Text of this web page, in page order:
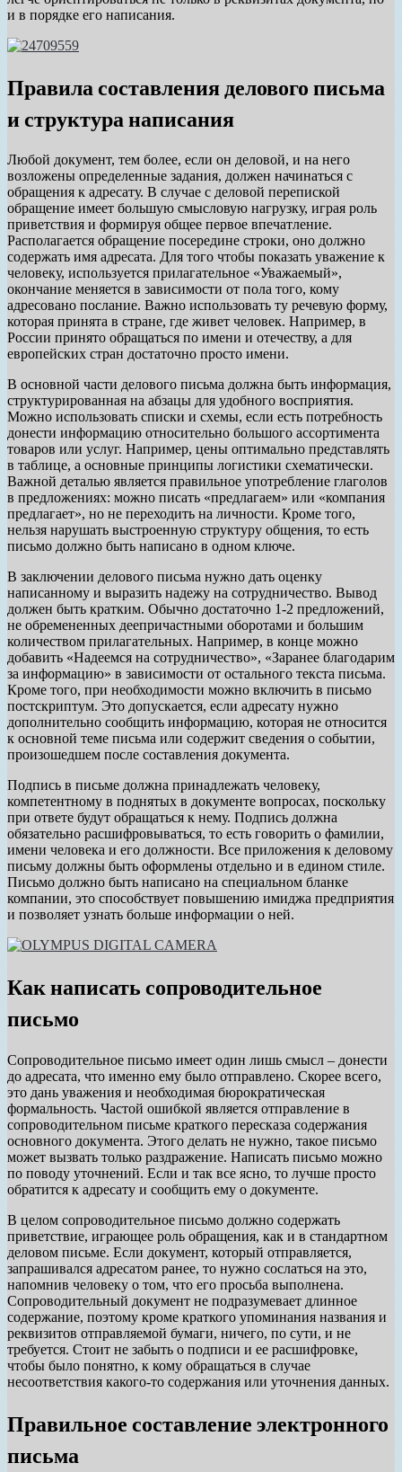
и в порядке его написания.
Правила составления делового письма
и структура написания
Любой документ, тем более, если он деловой, и на него
возложены определенные задания, должен начинаться с
обращения к адресату. В случае с деловой перепиской
обращение имеет большую смысловую нагрузку, играя роль
приветствия и формируя общее первое впечатление.
Располагается обращение посередине строки, оно должно
содержать имя адресата. Для того чтобы показать уважение к
человеку, используется прилагательное «Уважаемый»,
окончание меняется в зависимости от пола того, кому
адресовано послание. Важно использовать ту речевую форму,
которая принята в стране, где живет человек. Например, в
России принято обращаться по имени и отечеству, а для
европейских стран достаточно просто имени.
В основной части делового письма должна быть информация,
структурированная на абзацы для удобного восприятия.
Можно использовать списки и схемы, если есть потребность
донести информацию относительно большого ассортимента
товаров или услуг. Например, цены оптимально представлять
в таблице, а основные принципы логистики схематически.
Важной деталью является правильное употребление глаголов
в предложениях: можно писать «предлагаем» или «компания
предлагает», но не переходить на личности. Кроме того,
нельзя нарушать выстроенную структуру общения, то есть
письмо должно быть написано в одном ключе.
В заключении делового письма нужно дать оценку
написанному и выразить надежу на сотрудничество. Вывод
должен быть кратким. Обычно достаточно 1-2 предложений,
не обремененных деепричастными оборотами и большим
количеством прилагательных. Например, в конце можно
добавить «Надеемся на сотрудничество», «Заранее благодарим
за информацию» в зависимости от остального текста письма.
Кроме того, при необходимости можно включить в письмо
постскриптум. Это допускается, если адресату нужно
дополнительно сообщить информацию, которая не относится
к основной теме письма или содержит сведения о событии,
произошедшем после составления документа.
Подпись в письме должна принадлежать человеку,
компетентному в поднятых в документе вопросах, поскольку
при ответе будут обращаться к нему. Подпись должна
обязательно расшифровываться, то есть говорить о фамилии,
имени человека и его должности. Все приложения к деловому
письму должны быть оформлены отдельно и в едином стиле.
Письмо должно быть написано на специальном бланке
компании, это способствует повышению имиджа предприятия
и позволяет узнать больше информации о ней.
Как написать сопроводительное
письмо
Сопроводительное письмо имеет один лишь смысл – донести
до адресата, что именно ему было отправлено. Скорее всего,
это дань уважения и необходимая бюрократическая
формальность. Частой ошибкой является отправление в
сопроводительном письме краткого пересказа содержания
основного документа. Этого делать не нужно, такое письмо
может вызвать только раздражение. Написать письмо можно
по поводу уточнений. Если и так все ясно, то лучше просто
обратится к адресату и сообщить ему о документе.
В целом сопроводительное письмо должно содержать
приветствие, играющее роль обращения, как и в стандартном
деловом письме. Если документ, который отправляется,
запрашивался адресатом ранее, то нужно сослаться на это,
напомнив человеку о том, что его просьба выполнена.
Сопроводительный документ не подразумевает длинное
содержание, поэтому кроме краткого упоминания названия и
реквизитов отправляемой бумаги, ничего, по сути, и не
требуется. Стоит не забыть о подписи и ее расшифровке,
чтобы было понятно, к кому обращаться в случае
несоответствия какого-то содержания или уточнения данных.
Правильное составление электронного
письма